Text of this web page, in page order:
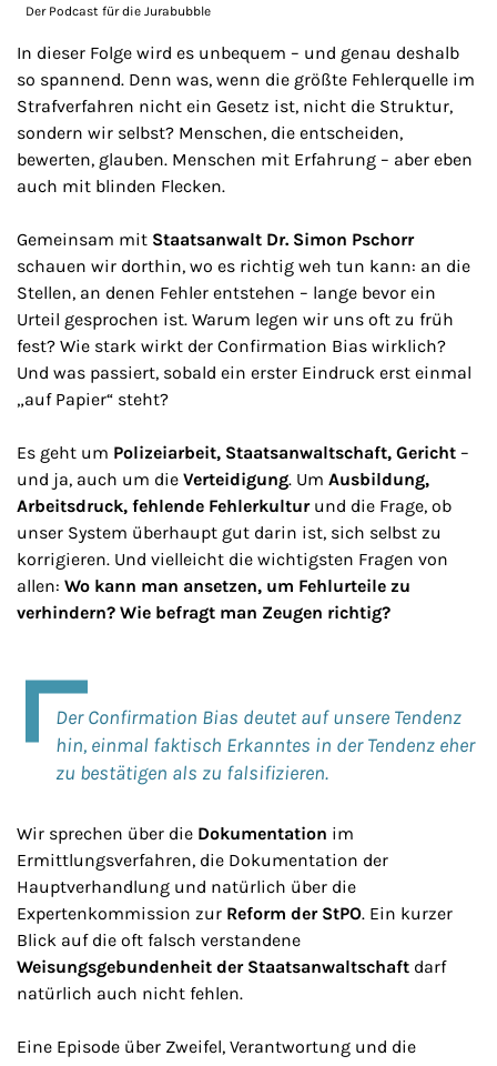
Der Podcast für die Jurabubble
In dieser Folge wird es unbequem – und genau deshalb
so spannend. Denn was, wenn die größte Fehlerquelle im
Strafverfahren nicht ein Gesetz ist, nicht die Struktur,
sondern wir selbst? Menschen, die entscheiden,
bewerten, glauben. Menschen mit Erfahrung – aber eben
auch mit blinden Flecken.
Gemeinsam mit Staatsanwalt Dr. Simon Pschorr
schauen wir dorthin, wo es richtig weh tun kann: an die
Stellen, an denen Fehler entstehen – lange bevor ein
Urteil gesprochen ist. Warum legen wir uns oft zu früh
fest? Wie stark wirkt der Confirmation Bias wirklich?
Und was passiert, sobald ein erster Eindruck erst einmal
„auf Papier“ steht?
Es geht um Polizeiarbeit, Staatsanwaltschaft, Gericht –
und ja, auch um die Verteidigung. Um Ausbildung,
Arbeitsdruck, fehlende Fehlerkulturund die Frage, ob
unser System überhaupt gut darin ist, sich selbst zu
korrigieren. Und vielleicht die wichtigsten Fragen von
allen: Wo kann man ansetzen, um Fehlurteile zu
verhindern? Wie befragt man Zeugen richtig?
Der Confirmation Bias deutet auf unsere Tendenz
hin, einmal faktisch Erkanntes in der Tendenz eher
zu bestätigen als zu falsifizieren.
Wir sprechen über die Dokumentation im
Ermittlungsverfahren, die Dokumentation der
Hauptverhandlung und natürlich über die
Expertenkommission zur Reform der StPO. Ein kurzer
Blick auf die oft falsch verstandene
Weisungsgebundenheit der Staatsanwaltschaft darf
natürlich auch nicht fehlen.
Eine Episode über Zweifel, Verantwortung und die